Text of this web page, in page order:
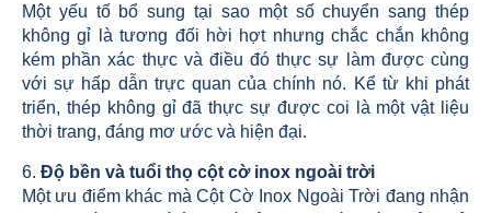
Một yếu tố bổ sung tại sao một số chuyển sang thép
không gỉ là tương đối hời hợt nhưng chắc chắn không
kém phần xác thực và điều đó thực sự làm được cùng
với sự hấp dẫn trực quan của chính nó. Kể từ khi phát
triển, thép không gỉ đã thực sự được coi là một vật liệu
thời trang, đáng mơ ước và hiện đại.
6. Độ bền và tuổi thọ cột cờ inox ngoài trời
Một ưu điểm khác mà Cột Cờ Inox Ngoài Trời đang nhận